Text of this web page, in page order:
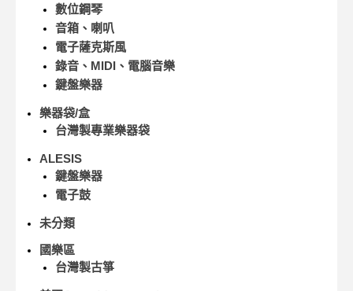
數位鋼琴
音箱、喇叭
電子薩克斯風
錄音、MIDI、電腦音樂
鍵盤樂器
樂器袋/盒
台灣製專業樂器袋
ALESIS
鍵盤樂器
電子鼓
未分類
國樂區
台灣製古箏